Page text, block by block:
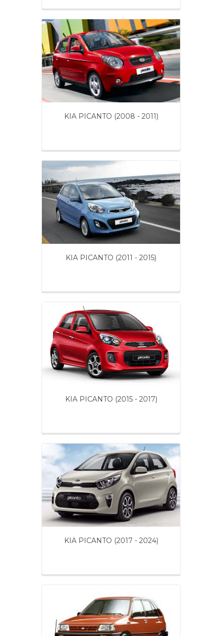
KIA PICANTO (2008 - 2011)
KIA PICANTO (2011 - 2015)
KIA PICANTO (2015 - 2017)
KIA PICANTO (2017 - 2024)